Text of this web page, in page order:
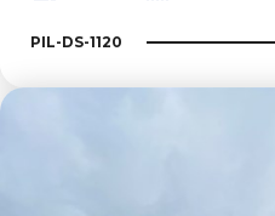
PIL-DS-1120